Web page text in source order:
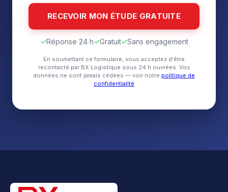
✓Réponse 24 h✓Gratuit✓Sans engagement
En soumettant ce formulaire, vous acceptez d'être
recontacté par BX Logistique sous 24 h ouvrées. Vos
données ne sont jamais cédées — voir notre politique de
confidentialité